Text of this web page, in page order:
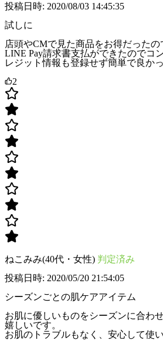
投稿日時: 2020/08/03 14:45:35
試しに
店頭やCMで見た商品をお得だったの
LINE Pay請求書支払ができたのでコ
レジット情報も登録せず簡単で良かっ
2
ねこみみ(40代・女性) 判定済み
投稿日時: 2020/05/20 21:54:05
シーズンごとの肌ケアアイテム
お肌に優しいものをシーズンに合わ
嬉しいです。
お肌のトラブルもなく、安心して使